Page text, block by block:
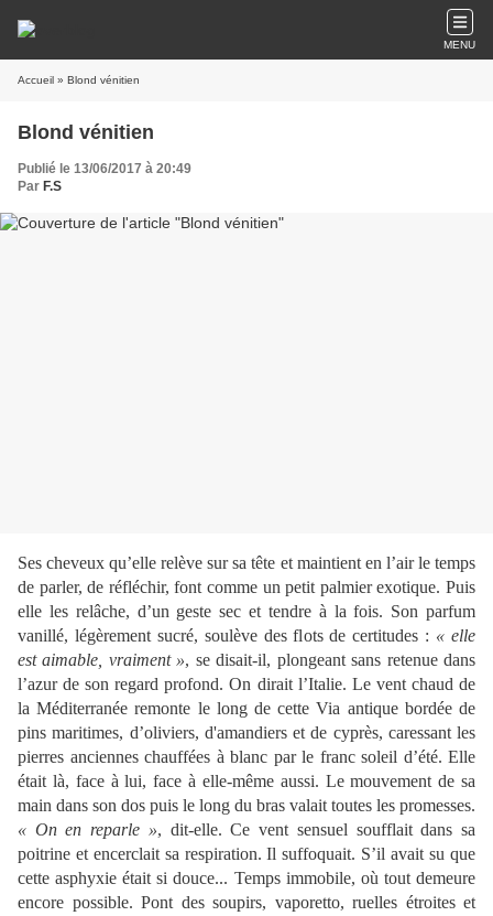
MENU
Accueil » Blond vénitien
Blond vénitien
Publié le 13/06/2017 à 20:49
Par F.S
Ses cheveux qu’elle relève sur sa tête et maintient en l’air le temps
de parler, de réfléchir, font comme un petit palmier exotique. Puis
elle les relâche, d’un geste sec et tendre à la fois. Son parfum
vanillé, légèrement sucré, soulève des flots de certitudes : « elle
est aimable, vraiment », se disait-il, plongeant sans retenue dans
l’azur de son regard profond. On dirait l’Italie. Le vent chaud de
la Méditerranée remonte le long de cette Via antique bordée de
pins maritimes, d’oliviers, d'amandiers et de cyprès, caressant les
pierres anciennes chauffées à blanc par le franc soleil d’été. Elle
était là, face à lui, face à elle-même aussi. Le mouvement de sa
main dans son dos puis le long du bras valait toutes les promesses.
« On en reparle », dit-elle. Ce vent sensuel soufflait dans sa
poitrine et encerclait sa respiration. Il suffoquait. S’il avait su que
cette asphyxie était si douce... Temps immobile, où tout demeure
encore possible. Pont des soupirs, vaporetto, ruelles étroites et